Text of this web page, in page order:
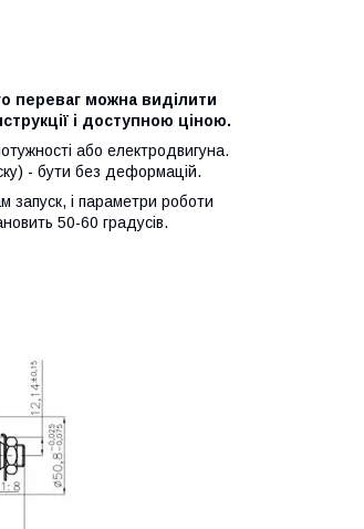
переваг можна виділити
і доступною ціною.
або електродвигуна.
- бути без деформацій.
запуск, і параметри роботи
50-60 градусів.